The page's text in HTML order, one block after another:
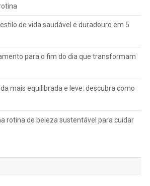
de vida saudável e duradouro em 5
para o fim do dia que transformam
mais equilibrada e leve: descubra como
rotina de beleza sustentável para cuidar